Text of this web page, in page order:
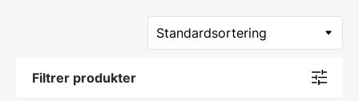
Filtrer produkter